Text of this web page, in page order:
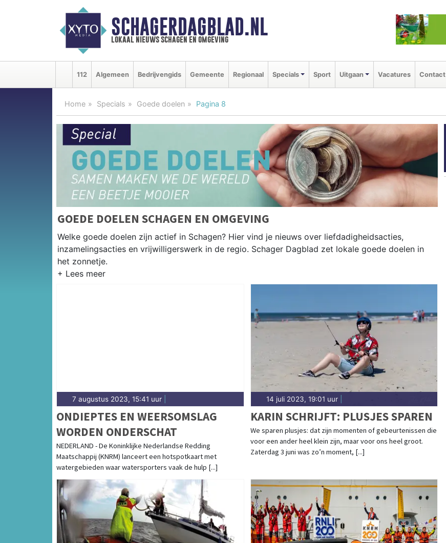
SCHAGERDAGBLAD.NL
lokaal nieuws schagen en omgeving
112 Algemeen Bedrijvengids Gemeente Regionaal Specials Sport Uitgaan Vacatures Contact
Home Specials Goede doelen Pagina 8
GOEDE DOELEN SCHAGEN EN OMGEVING
Welke goede doelen zijn actief in Schagen? Hier vind je nieuws over liefdadigheidsacties,
inzamelingsacties en vrijwilligerswerk in de regio. Schager Dagblad zet lokale goede doelen in
het zonnetje.
7 augustus 2023, 15:41 uur
ONDIEPTES EN WEERSOMSLAG
WORDEN ONDERSCHAT
NEDERLAND - De Koninklijke Nederlandse Redding
Maatschappij (KNRM) lanceert een hotspotkaart met
watergebieden waar watersporters vaak de hulp [...]
14 juli 2023, 19:01 uur|
KARIN SCHRIJFT: PLUSJES SPAREN
We sparen plusjes: dat zijn momenten of gebeurtenissen die
voor een ander heel klein zijn, maar voor ons heel groot.
Zaterdag 3 juni was zo’n moment, [...]